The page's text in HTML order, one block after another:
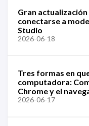
Gran
conectarse a
Studio
2026-06-18
Tres formas en
computadora:
Chrome y el
2026-06-17